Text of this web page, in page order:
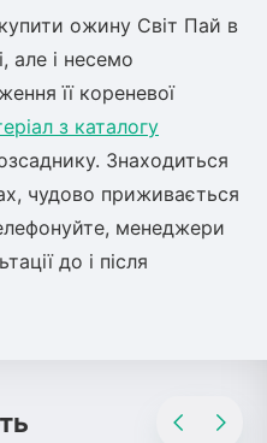
ожину Світ Пай в
але і несемо
її кореневої
з каталогу
Знаходиться
чудово приживається
менеджери
до і після